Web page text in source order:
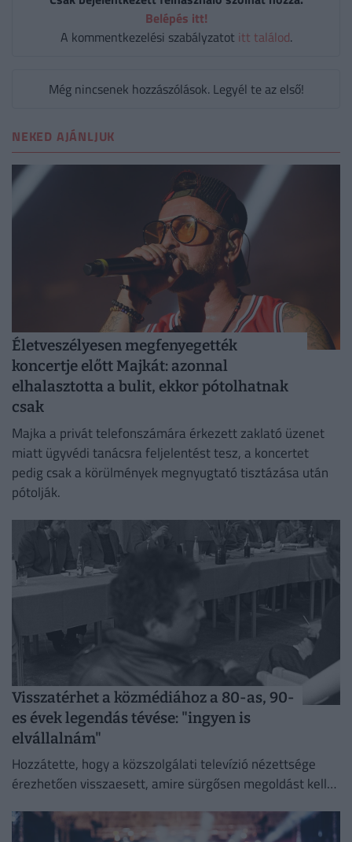
Belépés itt!
A kommentkezelési szabályzatot itt találod.
Még nincsenek hozzászólások. Legyél te az első!
NEKED AJÁNLJUK
Életveszélyesen megfenyegették
koncertje előtt Majkát: azonnal
elhalasztotta a bulit, ekkor pótolhatnak
csak
Majka a privát telefonszámára érkezett zaklató üzenet
miatt ügyvédi tanácsra feljelentést tesz, a koncertet
pedig csak a körülmények megnyugtató tisztázása után
pótolják.
Visszatérhet a közmédiához a 80-as, 90-
es évek legendás tévése: "ingyen is
elvállalnám"
Hozzátette, hogy a közszolgálati televízió nézettsége
érezhetően visszaesett, amire sürgősen megoldást kell